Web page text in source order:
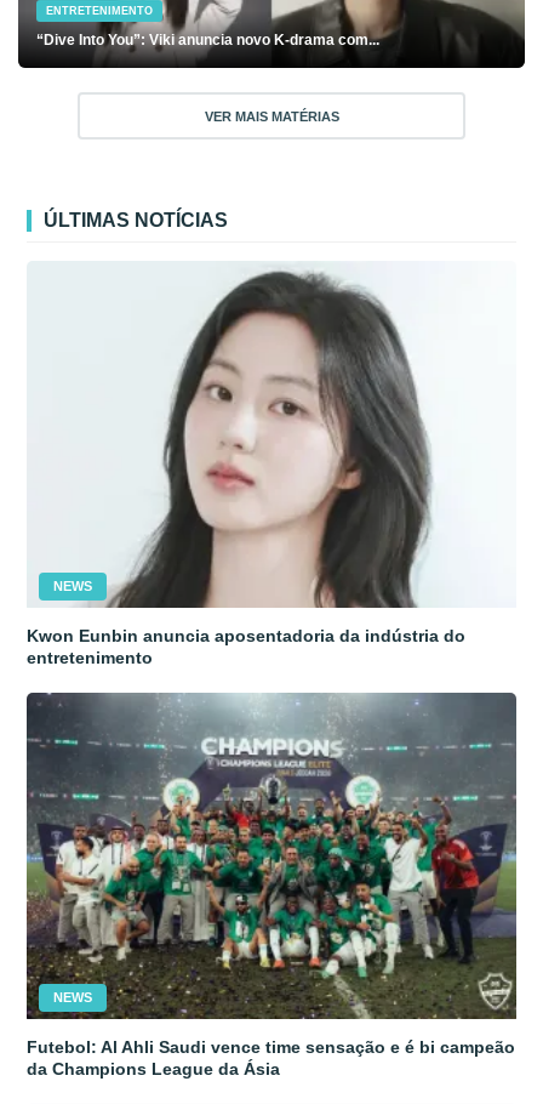
ENTRETENIMENTO
“Dive Into You”: Viki anuncia novo K-drama com...
VER MAIS MATÉRIAS
ÚLTIMAS NOTÍCIAS
NEWS
Kwon Eunbin anuncia aposentadoria da indústria do
entretenimento
NEWS
Futebol: Al Ahli Saudi vence time sensação e é bi campeão
da Champions League da Ásia